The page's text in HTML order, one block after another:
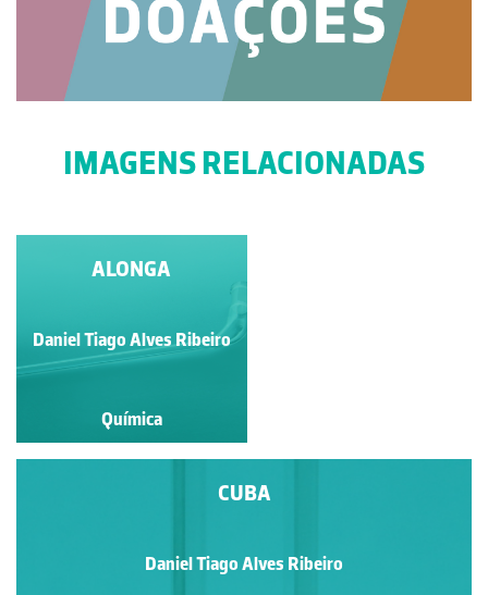
IMAGENS RELACIONADAS
BALÃO DE TRÊS
Daniel Tiago Alves Ribeiro
Química
CUBA
Daniel Tiago Alves Ribeiro
ALONGA
Daniel Tiago Alves Ribeiro
Química